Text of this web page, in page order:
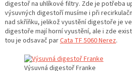
digestoř na uhlíkové filtry. Zde je potřeba
výsuvných digestoří musíme i při
nad skříňku, jelikož vyustění digestoře je
digestoře mají horní vyustění, ale i zde
tou je odsavač parCata TF 5060 Nerez.
Výsuvná digestoř Franke